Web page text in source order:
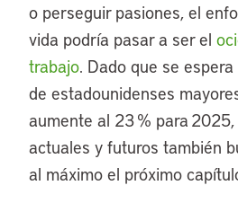
o perseguir pasiones, el
vida podría pasar a ser el
trabajo. Dado que se
de estadounidenses
aumente al 23 % para
actuales y futuros también
al máximo el próximo